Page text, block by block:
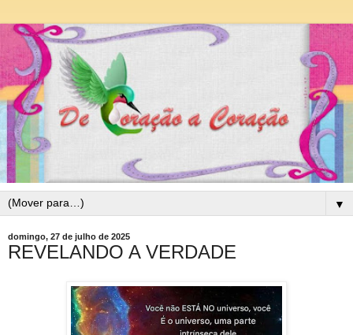
▼
domingo, 27 de julho de 2025
REVELANDO A VERDADE